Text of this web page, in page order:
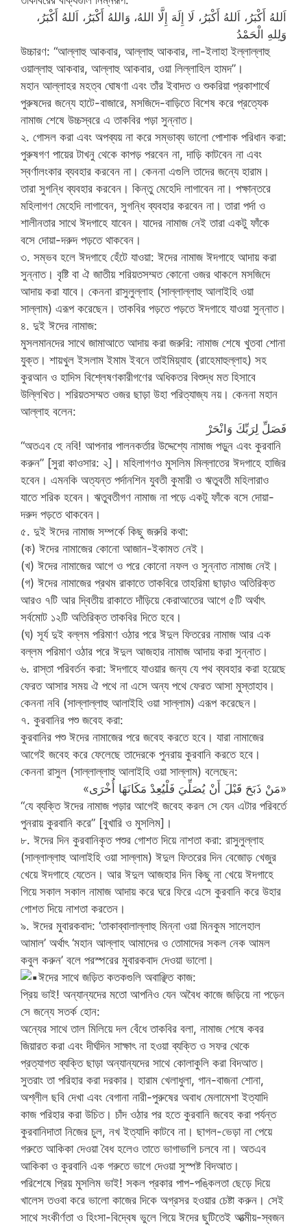
اَللهُ أَكْبَرُ، اَللهُ أَكْبَرُ، لَا إِلَهَ إِلَّا اللهُ، وَاللهُ أَكْبَرُ، اَللهُ أَكْبَرُ،
وَلِلهِ الْحَمْدُ
উচ্চারণ: “আল্লাহু আকবার, আল্লাহু আকবার, লা-ইলাহা ইল্লাল্লাহু
ওয়াল্লাহু আকবার, আল্লাহু আকবার, ওয়া লিল্লাহিল হামদ”।
মহান আল্লাহর মহত্ব ঘোষণা এবং তাঁর ইবাদত ও শুকরিয়া প্রকাশার্থে
পুরুষদের জন্যে হাটে-বাজারে, মসজিদে-বাড়িতে বিশেষ করে প্রত্যেক
নামাজ শেষে উচ্চস্বরে এ তাকবির পড়া সুন্নাত।
২. গোসল করা এবং অপব্যয় না করে সম্ভাব্য ভালো পোশাক পরিধান করা:
পুরুষগণ পায়ের টাখনু থেকে কাপড় পরবেন না, দাড়ি কাটবেন না এবং
স্বর্ণালংকার ব্যবহার করবেন না। কেননা এগুলি তাদের জন্যে হারাম।
তারা সুগন্ধি ব্যবহার করবেন। কিন্তু মেহেদি লাগাবেন না। পক্ষান্তরে
মহিলাগণ মেহেদি লাগাবেন, সুগন্ধি ব্যবহার করবেন না। তারা পর্দা ও
শালীনতার সাথে ঈদগাহে যাবেন। যাদের নামাজ নেই তারা একটু ফাঁকে
বসে দোয়া-দরুদ পড়তে থাকবেন।
৩. সম্ভব হলে ঈদগাহে হেঁটে যাওয়া: ঈদের নামাজ ঈদগাহে আদায় করা
সুন্নাত। বৃষ্টি বা ঐ জাতীয় শরিয়তসম্মত কোনো ওজর থাকলে মসজিদে
আদায় করা যাবে। কেননা রাসুলুল্লাহ (সাল্লাল্লাহু আলাইহি ওয়া
সাল্লাম) এরূপ করেছেন। তাকবির পড়তে পড়তে ঈদগাহে যাওয়া সুন্নাত।
৪. দুই ঈদের নামাজ:
মুসলমানদের সাথে জামাআতে আদায় করা জরুরি: নামাজ শেষে খুতবা শোনা
যুক্ত। শায়খুল ইসলাম ইমাম ইবনে তাইমিয়্যাহ (রাহেমাহুল্লাহ) সহ
কুরআন ও হাদিস বিশ্লেষণকারীগণের অধিকতর বিশুদ্ধ মত হিসাবে
উল্লিখিত। শরিয়তসম্মত ওজর ছাড়া উহা পরিত্যাজ্য নয়। কেননা মহান
আল্লাহ বলেন:
فَصَلِّ لِرَبِّكَ وَانْحَرْ
“অতএব হে নবি! আপনার পালনকর্তার উদ্দেশ্যে নামাজ পড়ুন এবং কুরবানি
করুন” [সুরা কাওসার: ২]। মহিলাগণও মুসলিম মিল্লাতের ঈদগাহে হাজির
হবেন। এমনকি অত্যন্ত পর্দানশিন যুবতী কুমারী ও ঋতুবতী মহিলারাও
যাতে শরিক হবেন। ঋতুবতীগণ নামাজ না পড়ে একটু ফাঁকে বসে দোয়া-
দরুদ পড়তে থাকবেন।
৫. দুই ঈদের নামাজ সম্পর্কে কিছু জরুরি কথা:
(ক) ঈদের নামাজের কোনো আজান-ইকামত নেই।
(খ) ঈদের নামাজের আগে ও পরে কোনো নফল ও সুন্নাত নামাজ নেই।
(গ) ঈদের নামাজের প্রথম রাকাতে তাকবিরে তাহরিমা ছাড়াও অতিরিক্ত
আরও ৭টি আর দ্বিতীয় রাকাতে দাঁড়িয়ে কেরাআতের আগে ৫টি অর্থাৎ
সর্বমোট ১২টি অতিরিক্ত তাকবির দিতে হবে।
(ঘ) সূর্য দুই বল্লম পরিমাণ ওঠার পরে ঈদুল ফিতরের নামাজ আর এক
বল্লম পরিমাণ ওঠার পরে ঈদুল আজহার নামাজ আদায় করা সুন্নাত।
৬. রাস্তা পরিবর্তন করা: ঈদগাহে যাওয়ার জন্য যে পথ ব্যবহার করা হয়েছে
ফেরত আসার সময় ঐ পথে না এসে অন্য পথে ফেরত আসা মুস্তাহাব।
কেননা নবি (সাল্লাল্লাহু আলাইহি ওয়া সাল্লাম) এরূপ করেছেন।
৭. কুরবানির পশু জবেহ করা:
কুরবানির পশু ঈদের নামাজের পরে জবেহ করতে হবে। যারা নামাজের
আগেই জবেহ করে ফেলেছে তাদেরকে পুনরায় কুরবানি করতে হবে।
কেননা রাসুল (সাল্লাল্লাহু আলাইহি ওয়া সাল্লাম) বলেছেন:
«مَنْ ذَبَحَ قَبْلَ أَنْ يُصَلِّيَ فَلْيُعِدْ مَكَانَهَا أُخْرَى»
“যে ব্যক্তি ঈদের নামাজ পড়ার আগেই জবেহ করল সে যেন এটার পরিবর্তে
পুনরায় কুরবানি করে” [বুখারি ও মুসলিম]।
৮. ঈদের দিন কুরবানিকৃত পশুর গোশত দিয়ে নাশতা করা: রাসুলুল্লাহ
(সাল্লাল্লাহু আলাইহি ওয়া সাল্লাম) ঈদুল ফিতরের দিন বেজোড় খেজুর
খেয়ে ঈদগাহে যেতেন। আর ঈদুল আজহার দিন কিছু না খেয়ে ঈদগাহে
গিয়ে সকাল সকাল নামাজ আদায় করে ঘরে ফিরে এসে কুরবানি করে উহার
গোশত দিয়ে নাশতা করতেন।
৯. ঈদের মুবারকবাদ: ‘তাকাব্বালাল্লাহু মিন্না ওয়া মিনকুম সালেহাল
আমাল’ অর্থাৎ ‘মহান আল্লাহ আমাদের ও তোমাদের সকল নেক আমল
কবুল করুন’ বলে পরস্পরের মুবারকবাদ দেওয়া ভালো।
ঈদের সাথে জড়িত কতকগুলি অবাঞ্ছিত কাজ:
প্রিয় ভাই! অন্যান্যদের মতো আপনিও যেন অবৈধ কাজে জড়িয়ে না পড়েন
সে জন্যে সতর্ক হোন:
অন্যের সাথে তাল মিলিয়ে দল বেঁধে তাকবির বলা, নামাজ শেষে কবর
জিয়ারত করা এবং দীর্ঘদিন সাক্ষাৎ না হওয়া ব্যক্তি ও সফর থেকে
প্রত্যাগত ব্যক্তি ছাড়া অন্যান্যদের সাথে কোলাকুলি করা বিদআত।
সুতরাং তা পরিহার করা দরকার। হারাম খেলাধুলা, গান-বাজনা শোনা,
অশ্লীল ছবি দেখা এবং বেগানা নারী-পুরুষের অবাধ মেলামেশা ইত্যাদি
কাজ পরিহার করা উচিত। চাঁদ ওঠার পর হতে কুরবানি জবেহ করা পর্যন্ত
কুরবানিদাতা নিজের চুল, নখ ইত্যাদি কাটবে না। ছাগল-ভেড়া না পেয়ে
গরুতে আকিকা দেওয়া বৈধ হলেও তাতে ভাগাভাগি চলবে না। অতএব
আকিকা ও কুরবানি এক গরুতে ভাগে দেওয়া সুস্পষ্ট বিদআত।
পরিশেষে প্রিয় মুসলিম ভাই! সকল প্রকার পাপ-পঙ্কিলতা ছেড়ে দিয়ে
খালেস তওবা করে ভালো কাজের দিকে অগ্রসর হওয়ার চেষ্টা করুন। সেই
সাথে সংকীর্ণতা ও হিংসা-বিদ্বেষ ভুলে গিয়ে ঈদের ছুটিতেই আত্মীয়-স্বজন